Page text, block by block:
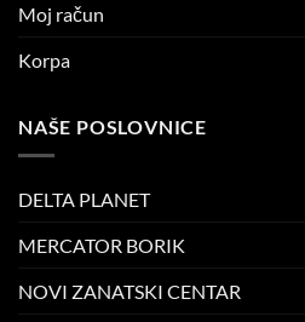
Moj račun
Korpa
NAŠE POSLOVNICE
DELTA PLANET
MERCATOR BORIK
NOVI ZANATSKI CENTAR